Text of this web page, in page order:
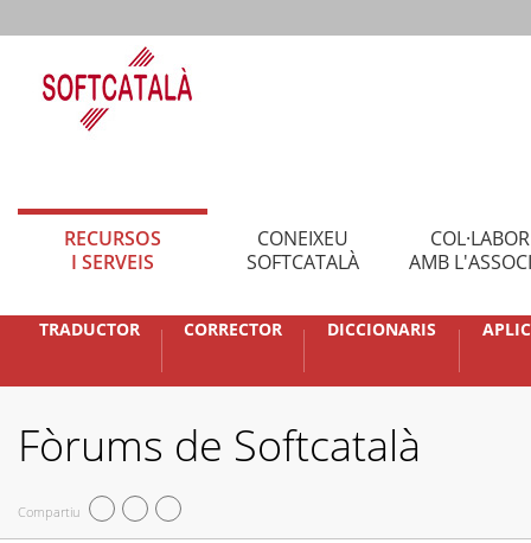
RECURSOS
I SERVEIS
CONEIXEU
SOFTCATALÀ
AMB
TRADUCTOR CORRECTOR DICCIONARIS
Fòrums de Softcatalà
Compartiu